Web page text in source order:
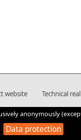
anonymously
Data protection
website Technical